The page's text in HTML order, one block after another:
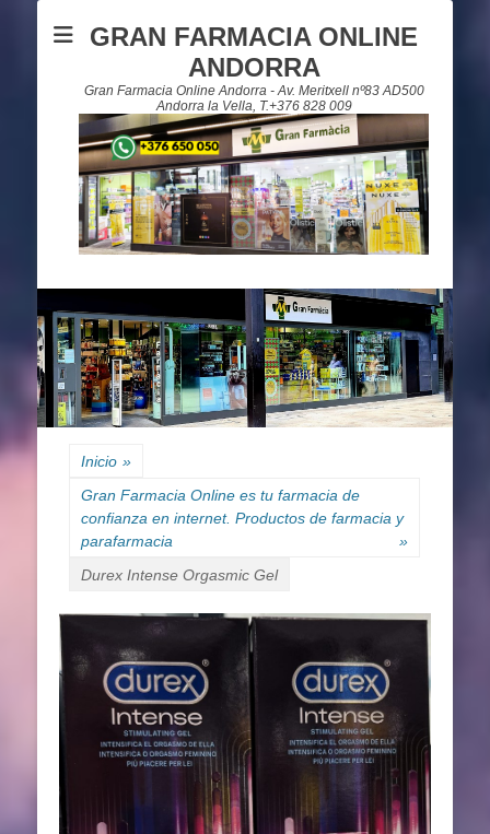
GRAN FARMACIA ONLINE
ANDORRA
Gran Farmacia Online Andorra - Av. Meritxell nº83 AD500
Andorra la Vella, T.+376 828 009
Inicio »
Gran Farmacia Online es tu farmacia de
confianza en internet. Productos de farmacia y
parafarmacia
»
Durex Intense Orgasmic Gel